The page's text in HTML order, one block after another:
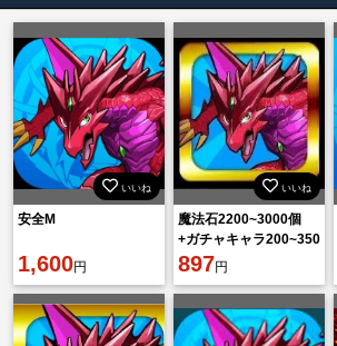
いいね
安全M
1,600円
いいね
魔法石2200~3000個
+ガチャキャラ200~350
体前後+素材+他 初期垢
897円